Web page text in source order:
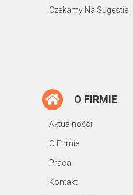
Czekamy Na Sugestie
O FIRMIE
Aktualności
O Firmie
Praca
Kontakt